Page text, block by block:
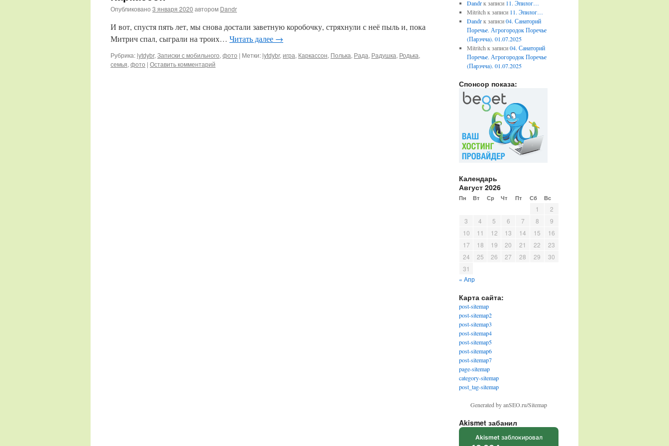
Опубликовано 3 января 2020 автором Dandr
И вот, спустя пять лет, мы снова достали заветную коробочку, стряхнули с неё пыль и, пока
Митрич спал, сыграли на троих… Читать далее →
Рубрика:lytdybr, Записки с мобильного, фото | Метки:lytdybr, игра, Каркассон, Полька, Рада, Радушка, Родька,
семья, фото | Оставить комментарий
Dandrк записи 11. Эпилог…
Mitritch к записи 11. Эпилог…
Dandrк записи04. Санаторий
Поречье. Агрогородок Поречье
(Парэчча). 01.07.2025
Mitritch к записи04. Санаторий
Поречье. Агрогородок Поречье
(Парэчча). 01.07.2025
Спонсор показа:
Календарь
Август 2026
Пн Вт Ср Чт Пт Сб Вс
1
2
3
4 5 6 7 8
9
10
11 12 13 14 15
16
17
18 19 20 21 22
23
24
25 26 27 28 29
30
31
« Апр
Карта сайта:
post-sitemap
post-sitemap2
post-sitemap3
post-sitemap4
post-sitemap5
post-sitemap6
post-sitemap7
page-sitemap
category-sitemap
post_tag-sitemap
Generated by anSEO.ru/Sitemap
Akismet забанил
Akismet заблокировал